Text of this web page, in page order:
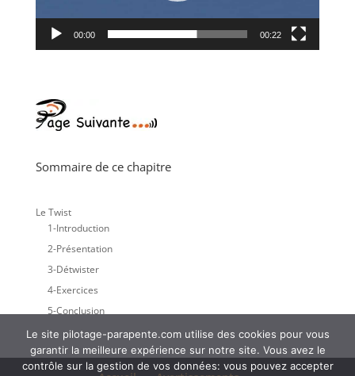
00:00 00:22
Sommaire de ce chapitre
Le Twist
1-Introduction
2-Présentation
3-Détwister
4-Exercices
5-Conclusion
Le site pilotage-parapente.com utilise des cookies pour vous
garantir la meilleure expérience sur notre site. Vous avez le
contrôle sur la gestion de vos données: vous pouvez accepter